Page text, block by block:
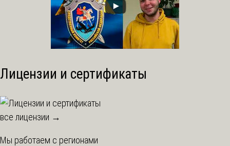
Лицензии и сертификаты
все лицензии →
Мы работаем с регионами